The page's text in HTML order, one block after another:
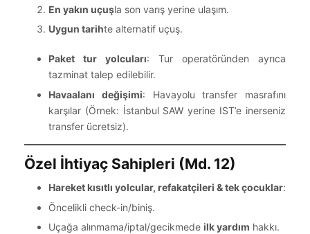
En yakın uçuşla son varış yerine ulaşım.
Uygun tarihte alternatif uçuş.
Paket tur yolcuları: Tur operatöründen ayrıca
tazminat talep edilebilir.
Havaalanı değişimi: Havayolu transfer masrafını
karşılar (Örnek: İstanbul SAW yerine IST’e inerseniz
transfer ücretsiz).
Özel İhtiyaç Sahipleri (Md. 12)
Hareket kısıtlı yolcular, refakatçileri & tek çocuklar:
Öncelikli check-in/biniş.
Uçağa alınmama/iptal/gecikmede ilk yardım hakkı.